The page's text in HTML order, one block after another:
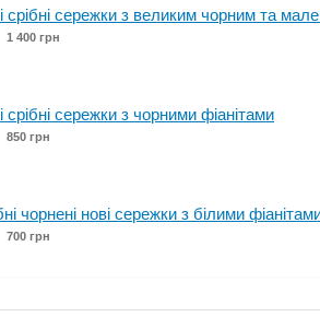
срібні сережки з великим чорним та
1 400 грн
срібні сережки з чорними фіанітами
850 грн
чорнені нові сережки з білими
700 грн